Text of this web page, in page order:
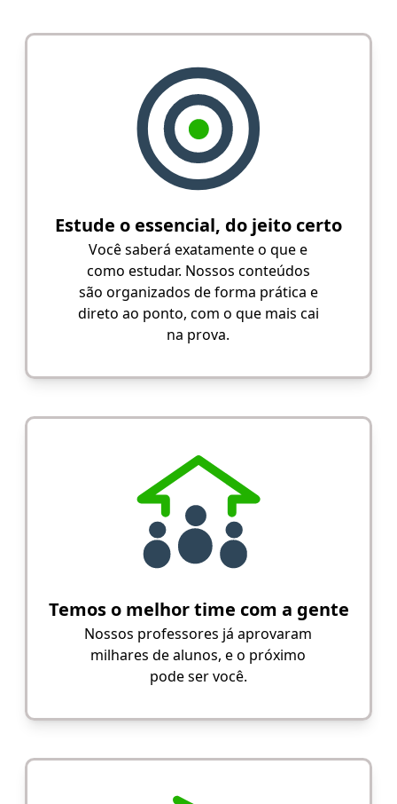
Estude o essencial, do jeito certo
Você saberá exatamente o que e
como estudar. Nossos conteúdos
são organizados de forma prática e
direto ao ponto, com o que mais cai
na prova.
Temos o melhor time com a gente
Nossos professores já aprovaram
milhares de alunos, e o próximo
pode ser você.